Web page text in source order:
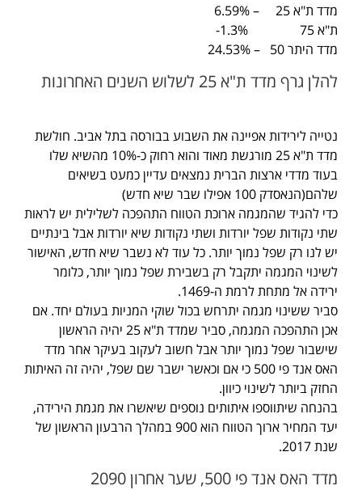
מדד ת"א 25 – 6.59%
ת"א 75 1.3%-
מדד היתר 50 – 24.53%
להלן גרף מדד ת"א 25 לשלוש השנים האחרונות
נטייה לירידות אפיינה את השבוע בבורסה בתל אביב. חולשת
מדד ת"א 25 מורגשת מאוד והוא רחוק כ-10% מהשיא שלו
בעוד מדדי ארצות הברית נמצאים עדיין כמעט בשיאים
שלהם(הנאסדק 100 אפילו שבר שיא חדש)
כדי להגיד שהמגמה ארוכת הטווח התהפכה לשלילית יש לראות
שתי נקודות שפל יורדות ושתי נקודות שיא יורדות אבל בינתיים
יש לנו רק שפל נמוך יותר. כל עוד לא נשבר שיא חדש, האישור
לשינוי המגמה יתקבל רק בשבירת שפל נמוך יותר, כלומר
ירידה אל מתחת לרמת ה-1469.
סביר ששינוי מגמה יתרחש בכול שוקי המניות בעולם יחד. אם
אכן התהפכה המגמה, סביר שמדד ת"א 25 יהיה הראשון
שישבור שפל נמוך יותר אבל חשוב לעקוב בעיקר אחר מדד
האס אנד פי 500 כי אם וכאשר ישבר שם שפל, יהיה זה האיתות
החזק ביותר לשינוי כיוון.
בהנחה שיתווספו איתותים נוספים שיאשרו את מגמת הירידה,
יעד המחיר ארוך הטווח הוא 900 במהלך הרבעון הראשון של
שנת 2017.
מדד האס אנד פי 500, שער אחרון 2090